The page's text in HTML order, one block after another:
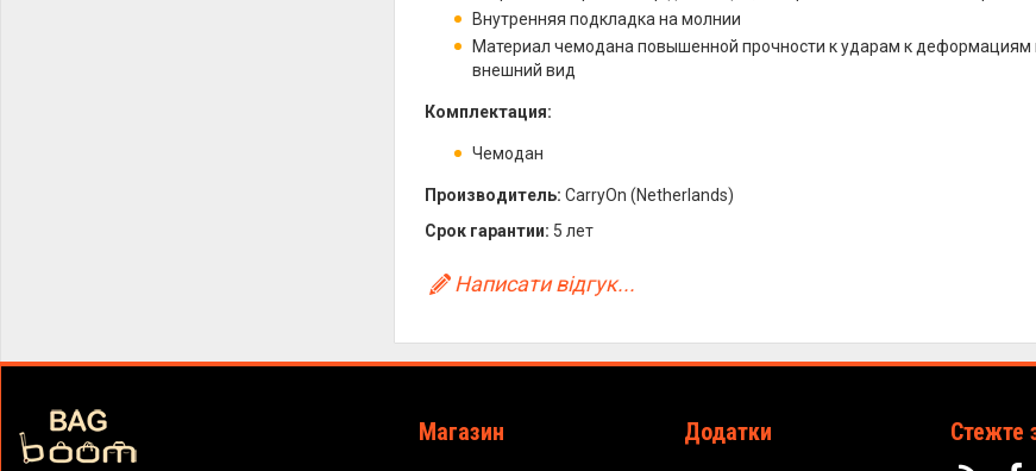
Внутренняя подкладка на молнии
Материал чемодана повышенной прочности к ударам к деформациям
внешний вид
Комплектация:
Чемодан
Производитель: CarryOn (Netherlands)
Срок гарантии: 5 лет
Написати відгук...
Магазин Додатки Стежте